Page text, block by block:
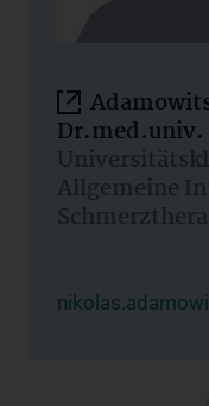
Dr.med.univ.
Allgemeine